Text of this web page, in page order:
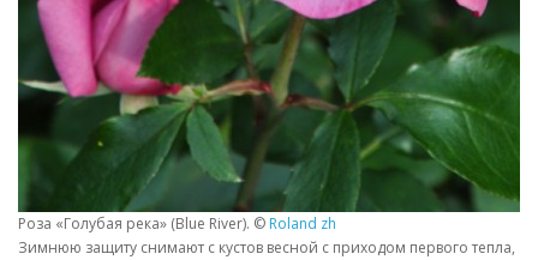
Роза «Голубая река» (Blue River). © Roland zh
Зимнюю защиту снимают с кустов весной с приходом первого тепла,